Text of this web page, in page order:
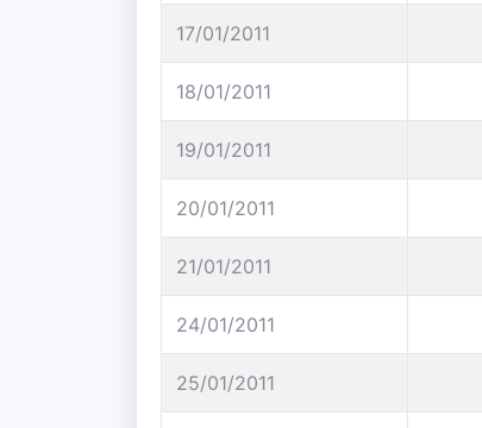
17/01/2011
18/01/2011
19/01/2011
20/01/2011
21/01/2011
24/01/2011
25/01/2011